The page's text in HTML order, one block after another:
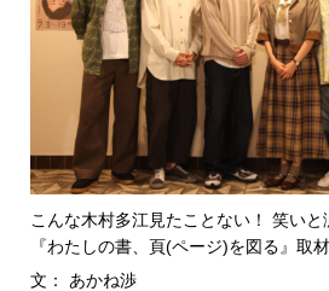
こんな木村多江見たことない！ 笑い
『わたしの書、頁(ページ)を図る』取
文： あかね渉